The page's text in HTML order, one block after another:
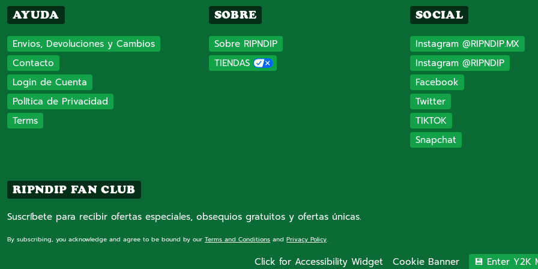
AYUDA
Envios, Devoluciones y Cambios
Contacto
Login de Cuenta
Política de Privacidad
Terms
SOBRE
Sobre RIPNDIP
TIENDAS
SOCIAL
Instagram @RIPNDIP.MX
Instagram @RIPNDIP
Facebook
Twitter
TIKTOK
Snapchat
RIPNDIP FAN CLUB
Suscríbete para recibir ofertas especiales, obsequios gratuitos y ofertas únicas.
By subscribing, you acknowledge and agree to be bound by our Terms and Conditions and Privacy Policy.
Click for Accessibility Widget Cookie Banner 💾 Enter Y2K